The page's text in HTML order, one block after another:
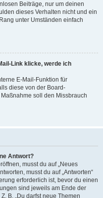
Beiträge, nur um deinen
dieses Verhalten nicht und ein
unter Umständen einfach
Link klicke, werde ich
E-Mail-Funktion für
diese von der Board-
soll den Missbrauch
Antwort?
musst du auf „Neues
musst du auf „Antworten“
erforderlich ist, bevor du einen
sind jeweils am Ende der
B. „Du darfst neue Themen